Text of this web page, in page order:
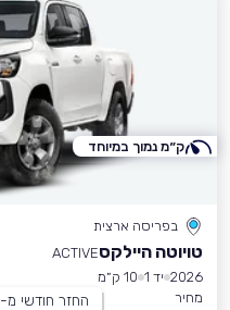
בפריסה ארצית
טויוטה היילקסACTIVE
2026 יד 1
10 ק״מ
מחיר
החזר חודשי מ-
ק״מ נמוך במיוחד